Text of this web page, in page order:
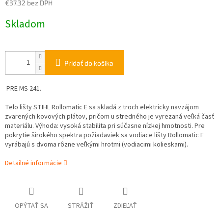
€37,32 bez DPH
cena:
Skladom
Pridať do košíka
PRE MS 241.
Telo lišty STIHL Rollomatic E sa skladá z troch elektricky navzájom
zvarených kovových plátov, pričom u stredného je vyrezaná veľká časť
materiálu. Výhoda: vysoká stabilita pri súčasne nízkej hmotnosti. Pre
pokrytie širokého spektra požiadaviek sa vodiace lišty Rollomatic E
vyrábajú s dvoma rôzne veľkými hrotmi (vodiacimi kolieskami).
Detailné informácie
OPÝTAŤ SA STRÁŽIŤ ZDIEĽAŤ